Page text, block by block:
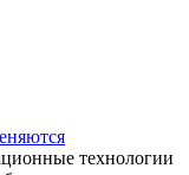
технологии